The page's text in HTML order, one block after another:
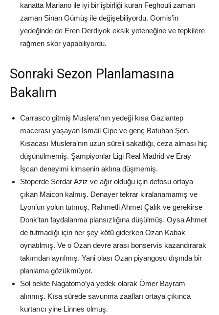
kanatta Mariano ile iyi bir işbirliği kuran Feghouli zaman
zaman Sinan Gümüş ile değişebiliyordu. Gomis’in
yedeğinde de Eren Derdiyok eksik yeteneğine ve tepkilere
rağmen skor yapabiliyordu.
Sonraki Sezon Planlamasına
Bakalım
Carrasco gitmiş Muslera’nın yedeği kısa Gaziantep
macerası yaşayan İsmail Çipe ve genç Batuhan Şen.
Kısacası Muslera’nın uzun süreli sakatlığı, ceza alması hiç
düşünülmemiş. Şampiyonlar Ligi Real Madrid ve Eray
İşcan deneyimi kimsenin aklına düşmemiş.
Stoperde Serdar Aziz ve ağır olduğu için defosu ortaya
çıkan Maicon kalmış. Denayer tekrar kiralanamamış ve
Lyon’un yolun tutmuş. Rahmetli Ahmet Çalık ve gerekirse
Donk’tan faydalanma plansızlığına düşülmüş. Oysa Ahmet
de tutmadığı için her şey kötü giderken Ozan Kabak
oynatılmış. Ve o Ozan devre arası bonservis kazandırarak
takımdan ayrılmış. Yani olası Ozan piyangosu dışında bir
planlama gözükmüyor.
Sol bekte Nagatomo’ya yedek olarak Ömer Bayram
alınmış. Kısa sürede savunma zaafları ortaya çıkınca
kurtarıcı yine Linnes olmuş.